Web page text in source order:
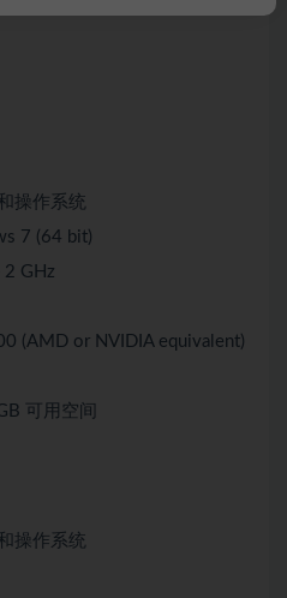
操作系统
7 (64 bit)
2 GHz
(AMD or NVIDIA equivalent)
可用空间
操作系统